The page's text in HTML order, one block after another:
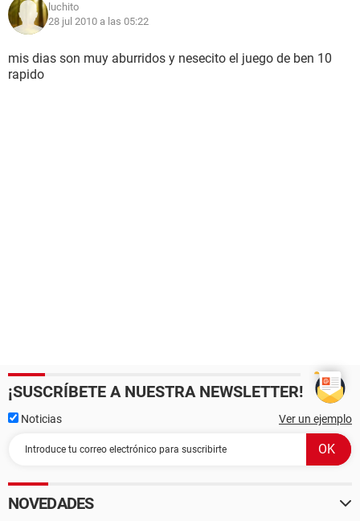
luchito
28 jul 2010 a las 05:22
mis dias son muy aburridos y nesecito el juego de ben 10
rapido
¡SUSCRÍBETE A NUESTRA NEWSLETTER!
Noticias Ver un ejemplo
NOVEDADES